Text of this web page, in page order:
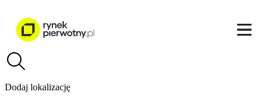
Dodaj lokalizację